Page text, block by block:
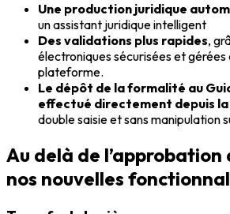
Une production juridique
un assistant juridique intelligent
Des validations plus rapides,
électroniques sécurisées et
plateforme.
Le dépôt de la formalité au
effectué directement depuis
double saisie et sans manipulation
Au delà de l’approbation
nos nouvelles